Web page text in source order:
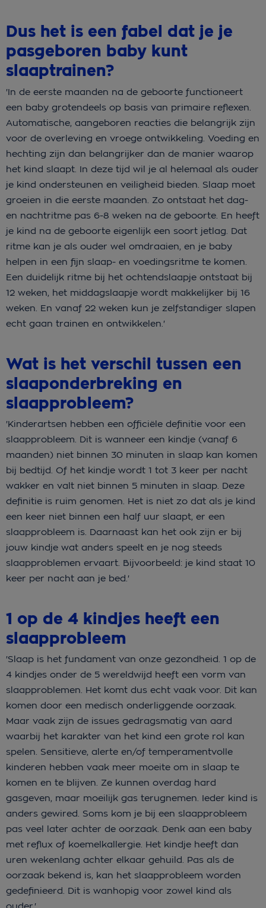
Dus het is een fabel dat je je
pasgeboren baby kunt
slaaptrainen?
'In de eerste maanden na de geboorte functioneert
een baby grotendeels op basis van primaire reflexen.
Automatische, aangeboren reacties die belangrijk zijn
voor de overleving en vroege ontwikkeling. Voeding en
hechting zijn dan belangrijker dan de manier waarop
het kind slaapt. In deze tijd wil je al helemaal als ouder
je kind ondersteunen en veiligheid bieden. Slaap moet
groeien in die eerste maanden. Zo ontstaat het dag-
en nachtritme pas 6-8 weken na de geboorte. En heeft
je kind na de geboorte eigenlijk een soort jetlag. Dat
ritme kan je als ouder wel omdraaien, en je baby
helpen in een fijn slaap- en voedingsritme te komen.
Een duidelijk ritme bij het ochtendslaapje ontstaat bij
12 weken, het middagslaapje wordt makkelijker bij 16
weken. En vanaf 22 weken kun je zelfstandiger slapen
echt gaan trainen en ontwikkelen.'
Wat is het verschil tussen een
slaaponderbreking en
slaapprobleem?
'Kinderartsen hebben een officiële definitie voor een
slaapprobleem. Dit is wanneer een kindje (vanaf 6
maanden) niet binnen 30 minuten in slaap kan komen
bij bedtijd. Of het kindje wordt 1 tot 3 keer per nacht
wakker en valt niet binnen 5 minuten in slaap. Deze
definitie is ruim genomen. Het is niet zo dat als je kind
een keer niet binnen een half uur slaapt, er een
slaapprobleem is. Daarnaast kan het ook zijn er bij
jouw kindje wat anders speelt en je nog steeds
slaapproblemen ervaart. Bijvoorbeeld: je kind staat 10
keer per nacht aan je bed.'
1 op de 4 kindjes heeft een
slaapprobleem
'Slaap is het fundament van onze gezondheid. 1 op de
4 kindjes onder de 5 wereldwijd heeft een vorm van
slaapproblemen. Het komt dus echt vaak voor. Dit kan
komen door een medisch onderliggende oorzaak.
Maar vaak zijn de issues gedragsmatig van aard
waarbij het karakter van het kind een grote rol kan
spelen. Sensitieve, alerte en/of temperamentvolle
kinderen hebben vaak meer moeite om in slaap te
komen en te blijven. Ze kunnen overdag hard
gasgeven, maar moeilijk gas terugnemen. Ieder kind is
anders gewired. Soms kom je bij een slaapprobleem
pas veel later achter de oorzaak. Denk aan een baby
met reflux of koemelkallergie. Het kindje heeft dan
uren wekenlang achter elkaar gehuild. Pas als de
oorzaak bekend is, kan het slaapprobleem worden
gedefinieerd. Dit is wanhopig voor zowel kind als